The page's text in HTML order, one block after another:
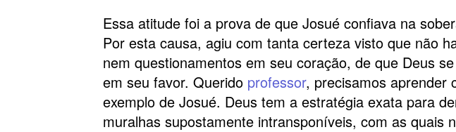
Essa atitude foi a prova de que Josué confiava na
Por esta causa, agiu com tanta certeza visto que não
nem questionamentos em seu coração, de que Deus
em seu favor. Querido professor, precisamos aprender
exemplo de Josué. Deus tem a estratégia exata para
muralhas supostamente intransponíveis, com as quais